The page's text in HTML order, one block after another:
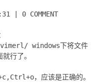
0 COMMENT
windows下将文件
行了。
，应该是正确的。